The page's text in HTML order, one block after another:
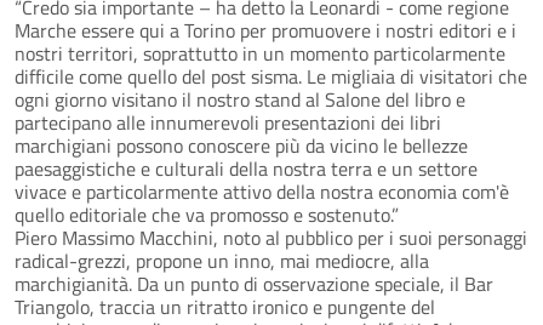
“Credo sia importante – ha detto la Leonardi - come regione
Marche essere qui a Torino per promuovere i nostri editori e i
nostri territori, soprattutto in un momento particolarmente
difficile come quello del post sisma. Le migliaia di visitatori che
ogni giorno visitano il nostro stand al Salone del libro e
partecipano alle innumerevoli presentazioni dei libri
marchigiani possono conoscere più da vicino le bellezze
paesaggistiche e culturali della nostra terra e un settore
vivace e particolarmente attivo della nostra economia com'è
quello editoriale che va promosso e sostenuto.”
Piero Massimo Macchini, noto al pubblico per i suoi personaggi
radical-grezzi, propone un inno, mai mediocre, alla
marchigianità. Da un punto di osservazione speciale, il Bar
Triangolo, traccia un ritratto ironico e pungente del